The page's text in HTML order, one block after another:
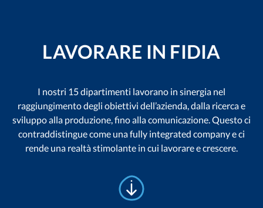
LAVORARE IN FIDIA
I nostri 15 dipartimenti lavorano in sinergia nel
raggiungimento degli obiettivi dell’azienda, dalla ricerca e
sviluppo alla produzione, fino alla comunicazione. Questo ci
contraddistingue come una fully integrated company e ci
rende una realtà stimolante in cui lavorare e crescere.